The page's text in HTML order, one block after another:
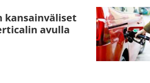
kansainväliset
avulla